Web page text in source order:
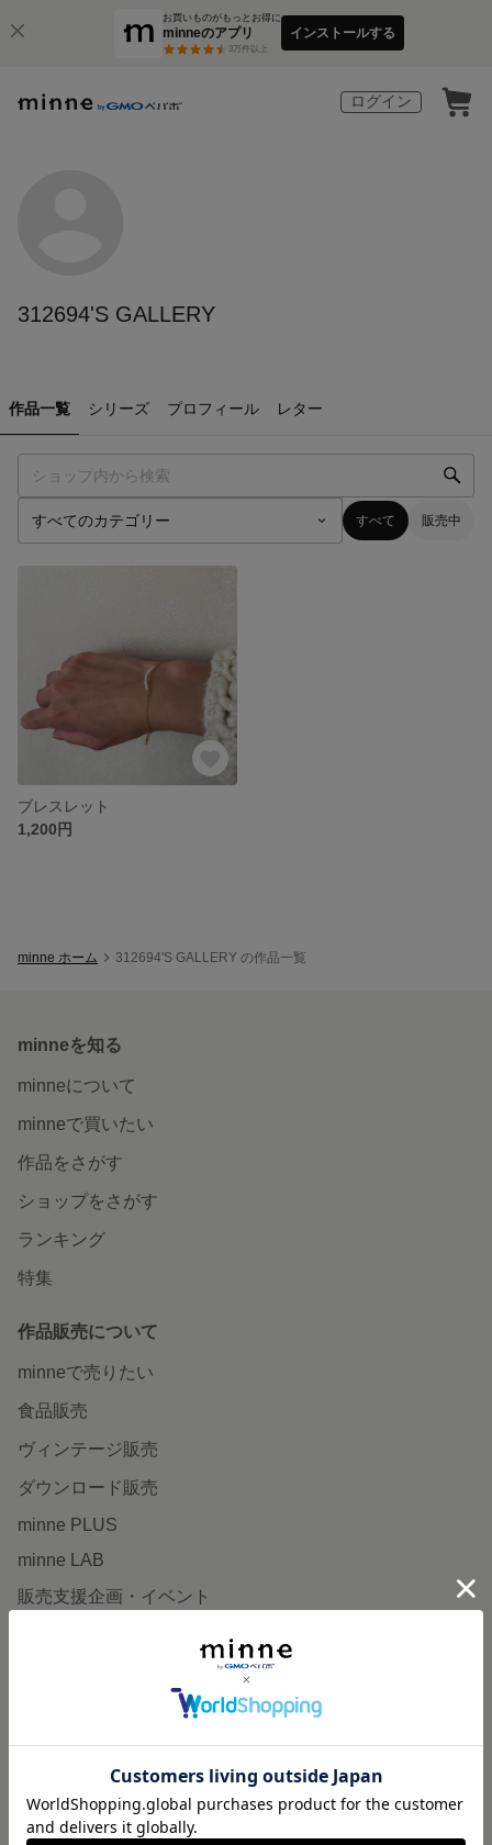
お買いものがもっとお得に
minneのアプリ
3万件以上
インストールする
ログイン
312694'S GALLERY
作品一覧 シリーズ プロフィール レター
すべて 販売中
ブレスレット
1,200円
minne ホーム 312694'S GALLERY の作品一覧
minneを知る
minneについて
minneで買いたい
作品をさがす
ショップをさがす
ランキング
特集
作品販売について
minneで売りたい
食品販売
ヴィンテージ販売
ダウンロード販売
minne PLUS
minne LAB
販売支援企画・イベント
minneとものづくりと
minneの本